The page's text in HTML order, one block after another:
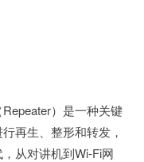
）是一种关键
再生、整形和转发，
从对讲机到Wi-Fi网